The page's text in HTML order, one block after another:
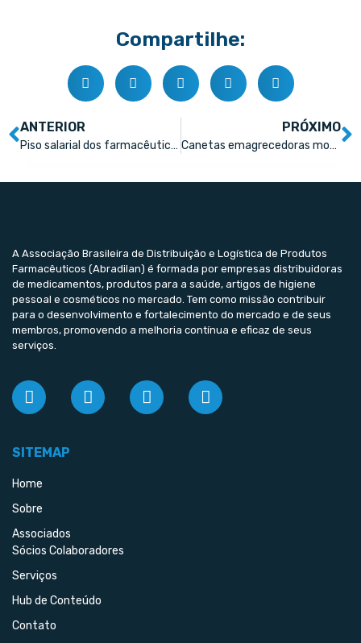
Compartilhe:
ANTERIOR
Piso salarial dos farmacêuticos: audiência pública opõe profissionais e gestores
PRÓXIMO
Canetas emagrecedoras movimentam quase R$3 bi no e-commerce
A Associação Brasileira de Distribuição e Logística de Produtos
Farmacêuticos (Abradilan) é formada por empresas distribuidoras
de medicamentos, produtos para a saúde, artigos de higiene
pessoal e cosméticos no mercado. Tem como missão contribuir
para o desenvolvimento e fortalecimento do mercado e de seus
membros, promovendo a melhoria contínua e eficaz de seus
serviços.
SITEMAP
Home
Sobre
Associados
Sócios Colaboradores
Serviços
Hub de Conteúdo
Contato